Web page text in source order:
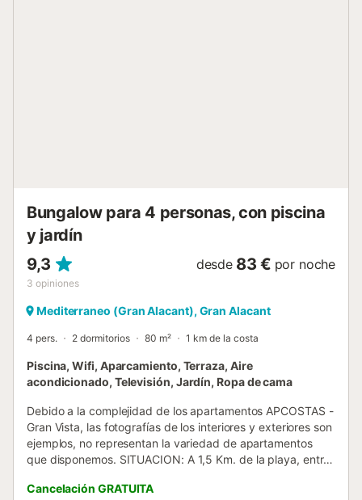
Bungalow para 4 personas, con piscina
y jardín
9,3
3 opiniones
desde 83 € por noche
Mediterraneo (Gran Alacant), Gran Alacant
4 pers. 2 dormitorios 80 m² 1 km de la costa
Piscina, Wifi, Aparcamiento, Terraza, Aire
acondicionado, Televisión, Jardín, Ropa de cama
Debido a la complejidad de los apartamentos APCOSTAS -
Gran Vista, las fotografías de los interiores y exteriores son
ejemplos, no representan la variedad de apartamentos
que disponemos. SITUACION: A 1,5 Km. de la playa, entre
Km.). El Centro urbano más cercano. Arenales del Sol (2
Cancelación GRATUITA